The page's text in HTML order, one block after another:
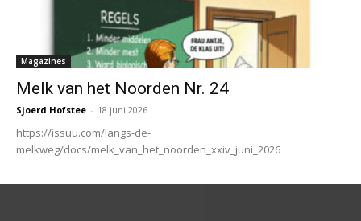
Magazines
Melk van het Noorden Nr. 24
Sjoerd Hofstee - 18 juni 2026
https://issuu.com/langs-de-
melkweg/docs/melk_van_het_noorden_xxiv_juni_2026